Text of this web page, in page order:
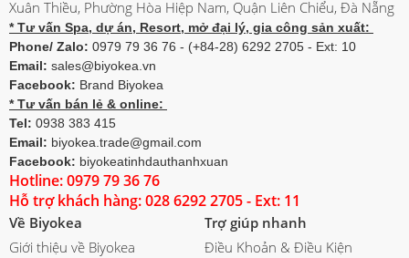
Xuân Thiều, Phường Hòa Hiệp Nam, Quận Liên Chiểu, Đà Nẵng
* Tư vấn Spa, dự án, Resort, mở đại lý, gia công sản xuất:
Phone/ Zalo: 0979 79 36 76 - (+84-28) 6292 2705 - Ext: 10
Email: sales@biyokea.vn
Facebook: Brand Biyokea
* Tư vấn bán lẻ & online:
Tel: 0938 383 415
Email: biyokea.trade@gmail.com
Facebook: biyokeatinhdauthanhxuan
Hotline: 0979 79 36 76
Hỗ trợ khách hàng: 028 6292 2705 - Ext: 11
Về Biyokea
Giới thiệu về Biyokea
Trợ giúp nhanh
Điều Khoản & Điều Kiện